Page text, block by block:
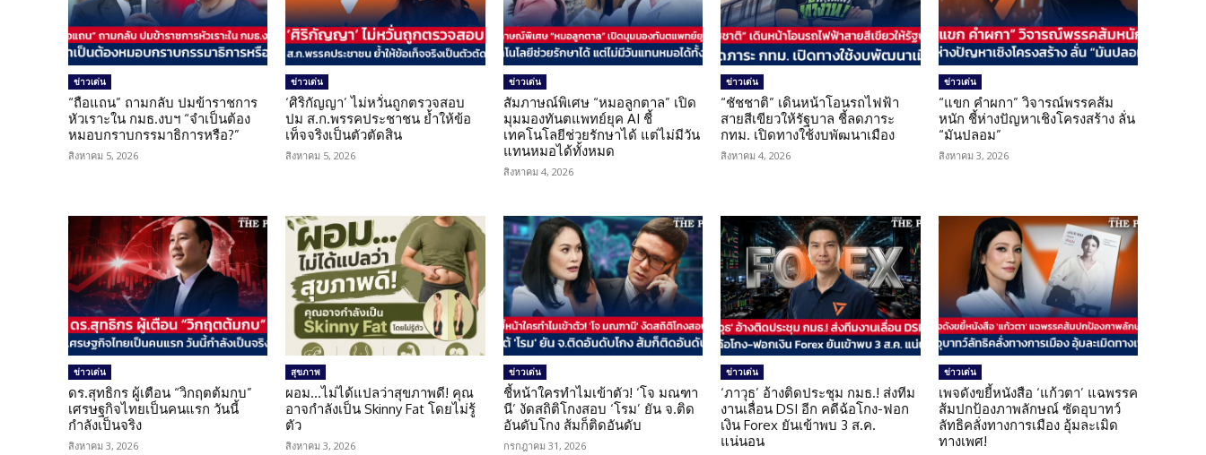
ข่าวเด่น
“ถือแถน” ถามกลับ ปมข้าราชการ
หัวเราะใน กมธ.งบฯ “จำเป็นต้อง
หมอบกราบกรรมาธิการหรือ?”
สิงหาคม 5, 2026
ข่าวเด่น
‘ศิริกัญญา’ ไม่หวั่นถูกตรวจสอบ
ปม ส.ก.พรรคประชาชน ย้ำให้ข้อ
เท็จจริงเป็นตัวตัดสิน
สิงหาคม 5, 2026
ข่าวเด่น
สัมภาษณ์พิเศษ “หมอลูกตาล” เปิด
มุมมองทันตแพทย์ยุค AI ชี้
เทคโนโลยีช่วยรักษาได้ แต่ไม่มีวัน
แทนหมอได้ทั้งหมด
สิงหาคม 4, 2026
ข่าวเด่น
“ชัชชาติ” เดินหน้าโอนรถไฟฟ้า
สายสีเขียวให้รัฐบาล ชี้ลดภาระ
กทม. เปิดทางใช้งบพัฒนาเมือง
สิงหาคม 4, 2026
ข่าวเด่น
“แขก คำผกา” วิจารณ์พรรคส้ม
หนัก ชี้ห่างปัญหาเชิงโครงสร้าง ลั่น
“มันปลอม”
สิงหาคม 3, 2026
ข่าวเด่น
ดร.สุทธิกร ผู้เตือน “วิกฤตต้มกบ”
เศรษฐกิจไทยเป็นคนแรก วันนี้
กำลังเป็นจริง
สิงหาคม 3, 2026
สุขภาพ
ผอม…ไม่ได้แปลว่าสุขภาพดี! คุณ
อาจกำลังเป็น Skinny Fat โดยไม่รู้
ตัว
สิงหาคม 3, 2026
ข่าวเด่น
ชี้หน้าใครทำไมเข้าตัว! ‘โจ มณฑา
นี’ งัดสถิติโกงสอบ ‘โรม’ ยัน จ.ติด
อันดับโกง ส้มก็ติดอันดับ
กรกฎาคม 31, 2026
ข่าวเด่น
‘ภาวุธ’ อ้างติดประชุม กมธ.! ส่งทีม
งานเลื่อน DSI อีก คดีฉ้อโกง-ฟอก
เงิน Forex ยันเข้าพบ 3 ส.ค.
แน่นอน
ข่าวเด่น
เพจดังขยี้หนังสือ ‘แก้วตา’ แฉพรรค
ส้มปกป้องภาพลักษณ์ ซัดอุบาทว์
ลัทธิคลั่งทางการเมือง อุ้มละเมิด
ทางเพศ!